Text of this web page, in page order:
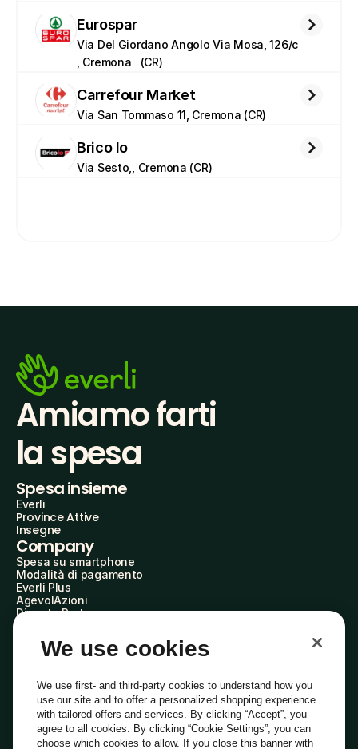
Eurospar
Via Del Giordano Angolo Via Mosa, 126/c
, Cremona   (CR)
Carrefour Market
Via San Tommaso 11, Cremona (CR)
Brico Io
Via Sesto,, Cremona (CR)
Amiamo farti
la spesa
Spesa insieme
Everli
Province Attive
Insegne
Company
Spesa su smartphone
Modalità di pagamento
Everli Plus
AgevolAzioni
Diventa Partner
Everli Shoppers
About Us
Everli News
Domande frequenti
Lavora con noi
Diventa Shopper
Investitori
PrivacyCookiePreferenze Cookie
We use cookies
We use first- and third-party cookies to understand how you
use our site and to offer a personalized shopping experience
with tailored offers and services. By clicking “Accept”, you
agree to all cookies. By clicking “Cookie Settings”, you can
choose which cookies to allow. If you close this banner with